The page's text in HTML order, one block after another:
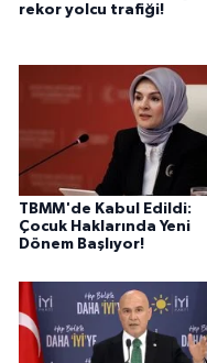
rekor yolcu trafiği!
TBMM'de Kabul Edildi:
Çocuk Haklarında Yeni
Dönem Başlıyor!